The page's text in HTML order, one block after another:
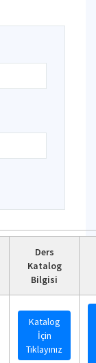
Ders
Katalog
Bilgisi
Katalog
İçin
Tıklayınız